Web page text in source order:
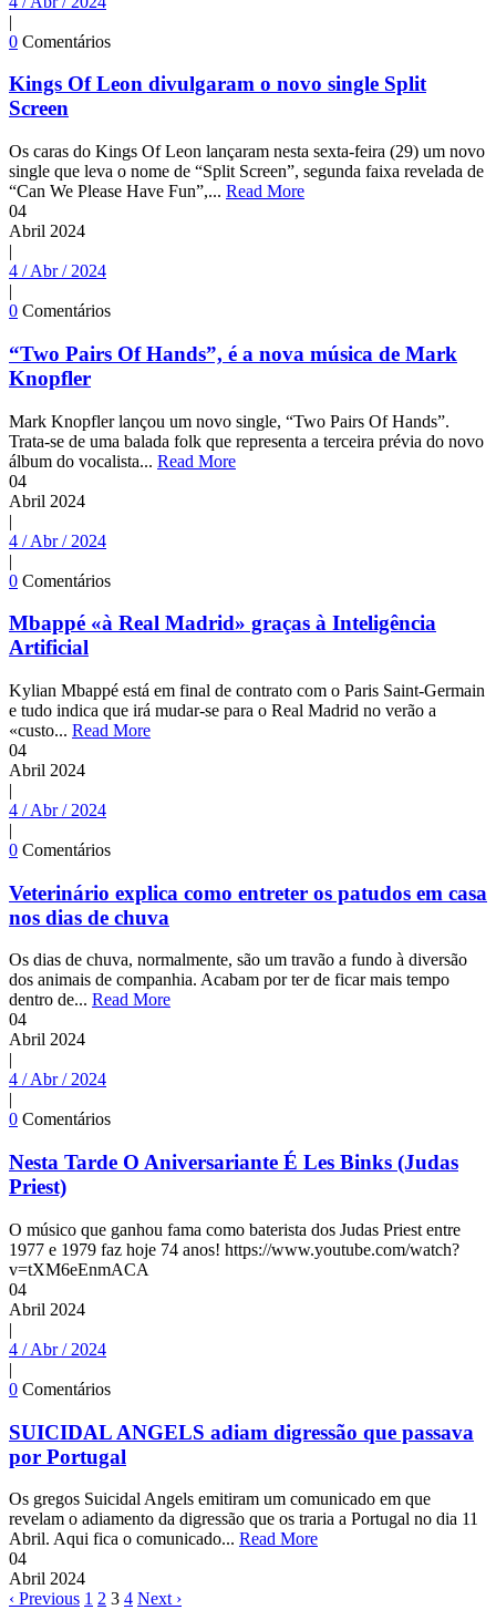
|
0 Comentários
Kings Of Leon divulgaram o novo single Split
Screen
Os caras do Kings Of Leon lançaram nesta sexta-feira (29) um novo
single que leva o nome de “Split Screen”, segunda faixa revelada de
“Can We Please Have Fun”,... Read More
04
Abril 2024
|
4 / Abr / 2024
|
0 Comentários
“Two Pairs Of Hands”, é a nova música de Mark
Knopfler
Mark Knopfler lançou um novo single, “Two Pairs Of Hands”.
Trata-se de uma balada folk que representa a terceira prévia do novo
álbum do vocalista... Read More
04
Abril 2024
|
4 / Abr / 2024
|
0 Comentários
Mbappé «à Real Madrid» graças à Inteligência
Artificial
Kylian Mbappé está em final de contrato com o Paris Saint-Germain
e tudo indica que irá mudar-se para o Real Madrid no verão a
«custo... Read More
04
Abril 2024
|
4 / Abr / 2024
|
0 Comentários
Veterinário explica como entreter os patudos em casa
nos dias de chuva
Os dias de chuva, normalmente, são um travão a fundo à diversão
dos animais de companhia. Acabam por ter de ficar mais tempo
dentro de... Read More
04
Abril 2024
|
4 / Abr / 2024
|
0 Comentários
Nesta Tarde O Aniversariante É Les Binks (Judas
Priest)
O músico que ganhou fama como baterista dos Judas Priest entre
1977 e 1979 faz hoje 74 anos! https://www.youtube.com/watch?
v=tXM6eEnmACA
04
Abril 2024
|
4 / Abr / 2024
|
0 Comentários
SUICIDAL ANGELS adiam digressão que passava
por Portugal
Os gregos Suicidal Angels emitiram um comunicado em que
revelam o adiamento da digressão que os traria a Portugal no dia 11
Abril. Aqui fica o comunicado... Read More
04
Abril 2024
‹ Previous 1 2 3 4 Next ›